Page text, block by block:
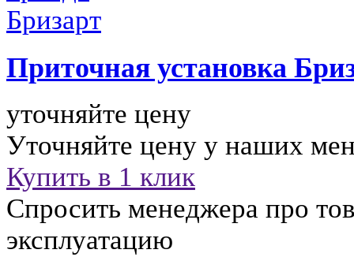
Приточная установка
уточняйте цену
Уточняйте цену у наших
Купить в 1 клик
Спросить менеджера про
эксплуатацию